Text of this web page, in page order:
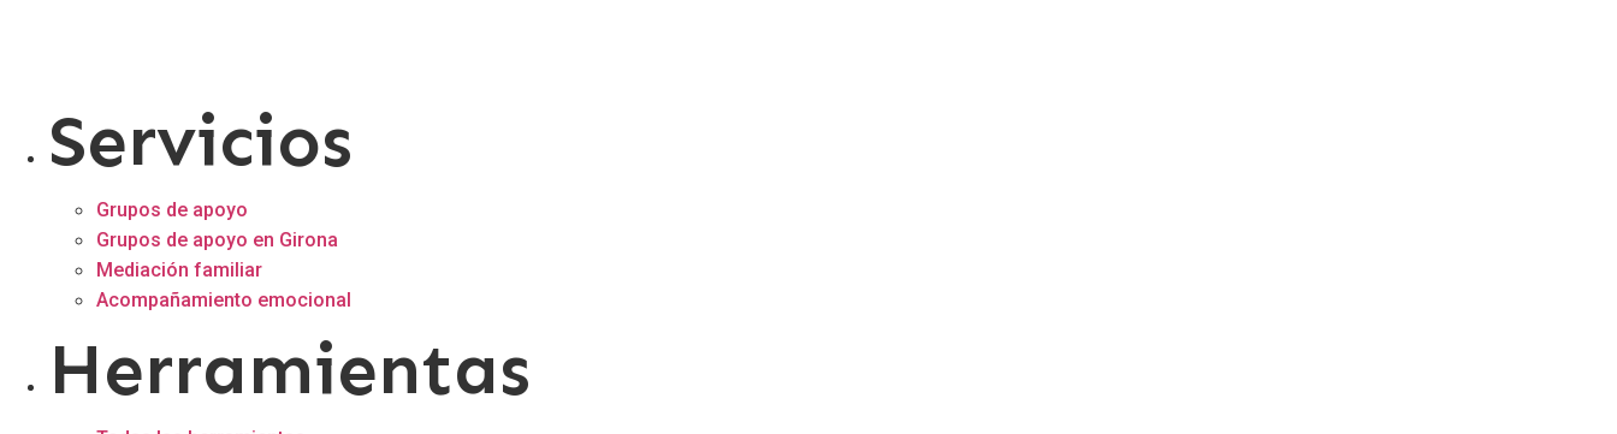
Servicios
Grupos de apoyo
Grupos de apoyo en Girona
Mediación familiar
Acompañamiento emocional
Herramientas